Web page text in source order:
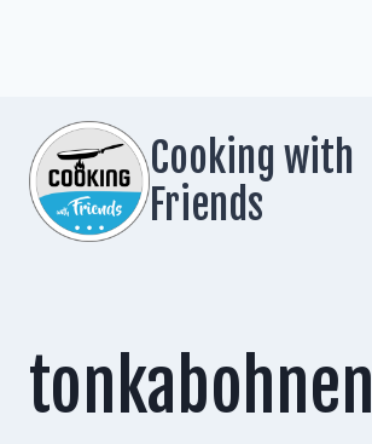
Cooking with
Friends
tonkabohnen